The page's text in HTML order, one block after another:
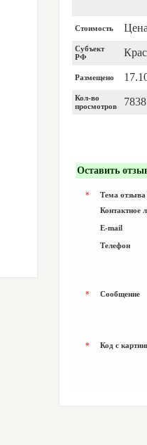
Стоимость
Субъект
РФ
Размещено
Кол-во
просмотров
7838
Оставить
*
Тема отзыва
Контактное
E-mail
Телефон
* Сообщение
* Код с